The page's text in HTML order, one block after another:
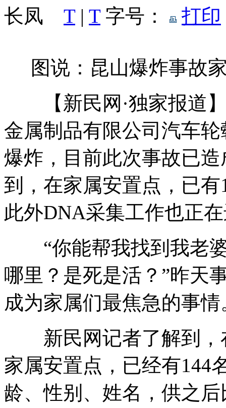
长凤 T | T 字号： 打印
图说：昆山爆炸事故
【新民网·独家报道】
金属制品有限公司汽车
爆炸，目前此次事故已
到，在家属安置点，已
此外DNA采集工作也正
“你能帮我找到我老婆
哪里？是死是活？”昨天
成为家属们最焦急的事情
新民网记者了解到，
家属安置点，已经有144
龄、性别、姓名，供之